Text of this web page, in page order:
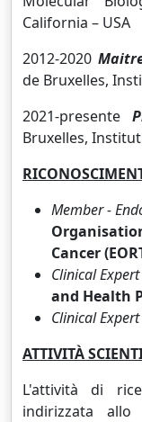
California – USA
2012-2020
de Bruxelles,
2021-presente
Bruxelles, Institut
Member -
Cancer
Clinical Expert
and Health
Clinical Expert
ATTIVITÀ
L'attività di
indirizzata